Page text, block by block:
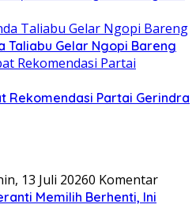
Taliabu Gelar Ngopi Bareng
Rekomendasi Partai Gerindra
13 Juli 20260 Komentar
Memilih Berhenti, Ini